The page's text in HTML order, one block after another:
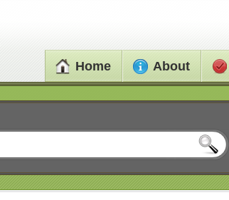
Home About